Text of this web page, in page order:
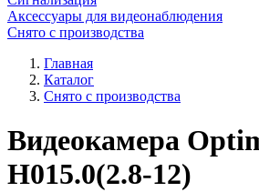
Аксессуары для видеонаблюдения
Снято с производства
Главная
Каталог
Снято с производства
Видеокамера
H015.0(2.8-12)